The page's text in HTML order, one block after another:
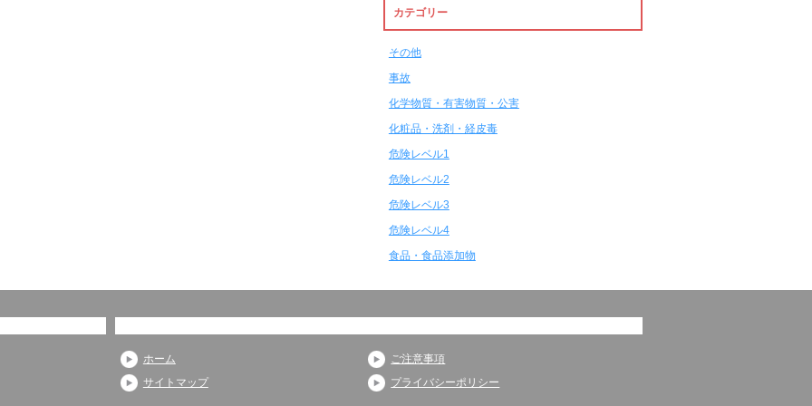
カテゴリー
その他
事故
化学物質・有害物質・公害
化粧品・洗剤・経皮毒
危険レベル1
危険レベル2
危険レベル3
危険レベル4
食品・食品添加物
ホーム
サイトマップ
ご注意事項
プライバシーポリシー